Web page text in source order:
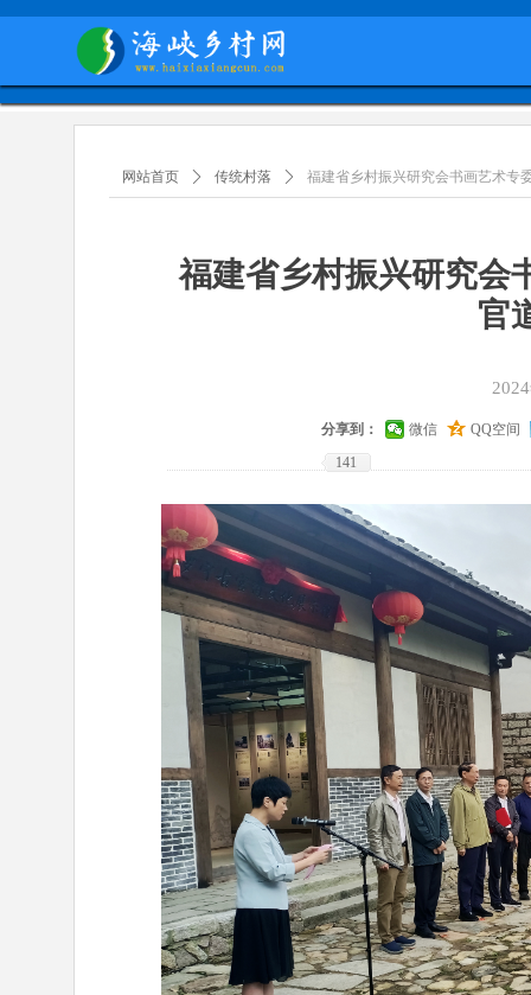
网站首页 ꄲ 传统村落 ꄲ 福建省乡村振兴研究会书画艺术专
福建省乡村振兴研究会
官
分享到： 微信
QQ空间
141